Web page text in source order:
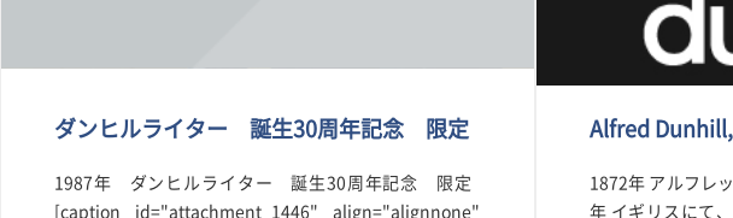
ダンヒルライター 誕生30周年記念 限定
1987年 ダンヒルライター 誕生30周年記念 限定
[caption id="attachment_1446" align="alignnone"
Alfred
1872年 アルフレ
年 イギリスにて